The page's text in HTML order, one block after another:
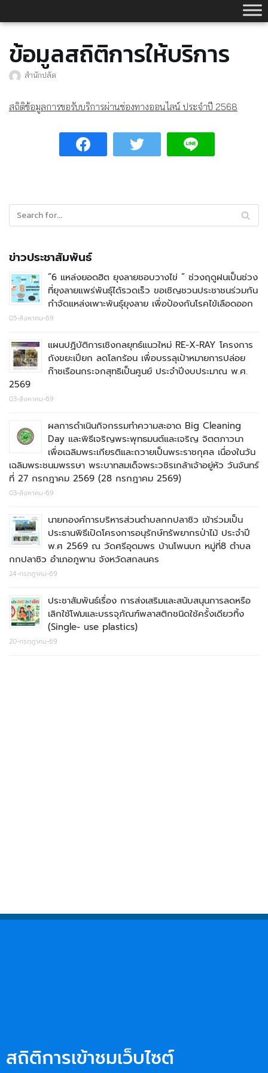
to
content
ข้อมูลสถิติการให้บริการ
สำนักปลัด
สถิติข้อมูลการขอรับบริการผ่านช่องทางออนไลน์ ประจำปี 2568
ข่าวประชาสัมพันธ์
“6 แหล่งยอดฮิต ยุงลายชอบวางไข่ ” ช่วงฤดูฝนเป็นช่วง
ที่ยุงลายแพร่พันธุ์ได้รวดเร็ว ขอเชิญชวนประชาชนร่วมกัน
กำจัดแหล่งเพาะพันธุ์ยุงลาย เพื่อป้องกันโรคไข้เลือดออก
05-สิงหาคม-69
แผนปฏิบัติการเชิงกลยุทธ์แนวใหม่ RE-X-RAY โครงการ
ถังขยะเปียก ลดโลกร้อน เพื่อบรรลุเป้าหมายการปล่อย
ก๊าชเรือนกระจกสุทธิเป็นศูนย์ ประจำปีงบประมาณ พ.ศ.
2569
03-สิงหาคม-69
ผลการดำเนินกิจกรรมทำความสะอาด Big Cleaning
Day และพิธีเจริญพระพุทธมนต์และเจริญ จิตตภาวนา
เพื่อเฉลิมพระเกียรติและถวายเป็นพระราชกุศล เนื่องในวัน
เฉลิมพระชนมพรรษา พระบาทสมเด็จพระวชิรเกล้าเจ้าอยู่หัว วันจันทร์
ที่ 27 กรกฎาคม 2569 (28 กรกฎาคม 2569)
03-สิงหาคม-69
นายกองค์การบริหารส่วนตำบลกกปลาซิว เข้าร่วมเป็น
ประธานพิธีเปิดโครงการอนุรักษ์ทรัพยากรป่าไม้ ประจำปี
พ.ศ 2569 ณ วัดศรีอุดมพร บ้านโพนบก หมู่ที่8 ตำบล
กกปลาซิว อำเภอภูพาน จังหวัดสกลนคร
24-กรกฎาคม-69
ประชาสัมพันธ์เรื่อง การส่งเสริมและสนับสนุนการลดหรือ
เลิกใช้โฟมและบรรจุภัณฑ์พลาสติกชนิดใช้ครั้งเดียวทิ้ง
(Single- use plastics)
20-กรกฎาคม-69
สถิติการเข้าชมเว็บไซต์